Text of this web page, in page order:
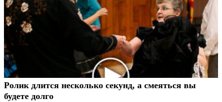
Ролик длится несколько секунд, а смеяться вы
будете долго